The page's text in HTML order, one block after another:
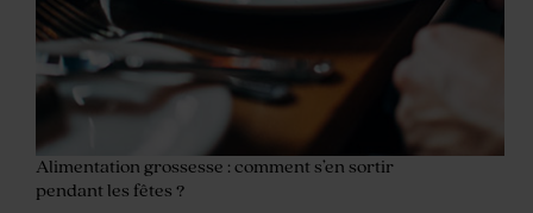
Alimentation grossesse : comment s’en sortir
pendant les fêtes ?